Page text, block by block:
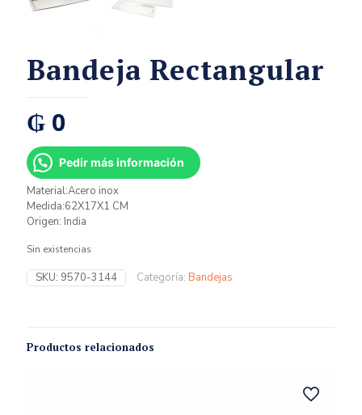
Bandeja Rectangular
₲ 0
Pedir más información
Material:Acero inox
Medida:62X17X1 CM
Origen: India
Sin existencias
SKU: 9570-3144 Categoría: Bandejas
Productos relacionados